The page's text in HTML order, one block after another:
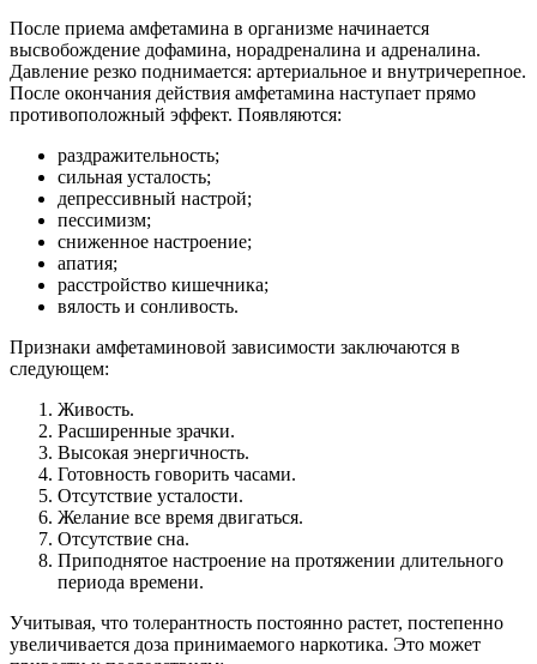
После приема амфетамина в организме начинается
высвобождение дофамина, норадреналина и адреналина.
Давление резко поднимается: артериальное и внутричерепное.
После окончания действия амфетамина наступает прямо
противоположный эффект. Появляются:
раздражительность;
сильная усталость;
депрессивный настрой;
пессимизм;
сниженное настроение;
апатия;
расстройство кишечника;
вялость и сонливость.
Признаки амфетаминовой зависимости заключаются в
следующем:
Живость.
Расширенные зрачки.
Высокая энергичность.
Готовность говорить часами.
Отсутствие усталости.
Желание все время двигаться.
Отсутствие сна.
Приподнятое настроение на протяжении длительного
периода времени.
Учитывая, что толерантность постоянно растет, постепенно
увеличивается доза принимаемого наркотика. Это может